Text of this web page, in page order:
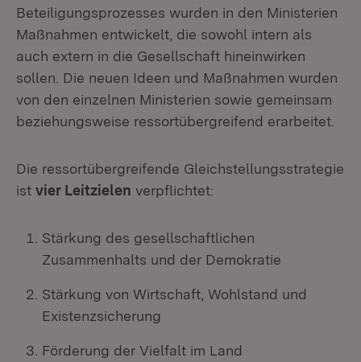
Beteiligungsprozesses wurden in den Ministerien
Maßnahmen entwickelt, die sowohl intern als
auch extern in die Gesellschaft hineinwirken
sollen. Die neuen Ideen und Maßnahmen wurden
von den einzelnen Ministerien sowie gemeinsam
beziehungsweise ressortübergreifend erarbeitet.
Die ressortübergreifende Gleichstellungsstrategie
ist vier Leitzielen verpflichtet:
Stärkung des gesellschaftlichen
Zusammenhalts und der Demokratie
Stärkung von Wirtschaft, Wohlstand und
Existenzsicherung
Förderung der Vielfalt im Land